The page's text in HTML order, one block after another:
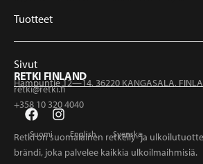
Tuotteet
Sivut
RETKI FINLAND
Hampuntie 12—14, 36220 KANGASALA,
retki@retki.fi
+358 10 320 4040
Suomi English Svenska
Retki on suomalainen retkeily- ja
brändi, joka palvelee kaikkia ulkoilmaihmisiä.